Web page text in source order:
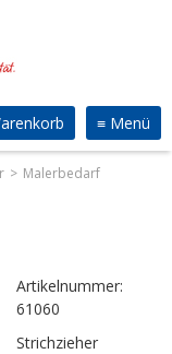
≡ Menü
Malerbedarf
Artikelnummer:
61060
Strichzieher